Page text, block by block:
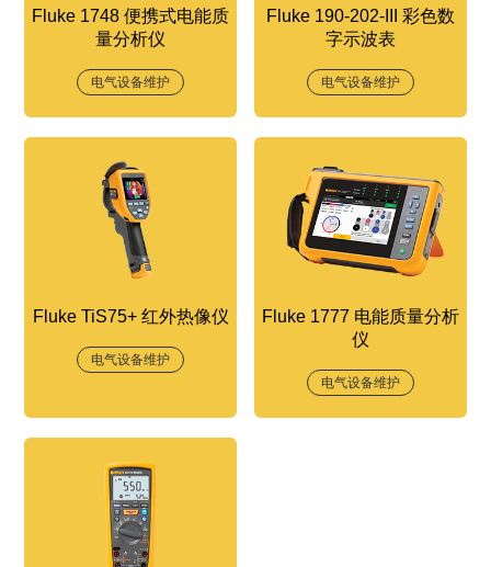
Fluke 1748 便携式电能质
量分析仪
电气设备维护
Fluke 190-202-III 彩色数
字示波表
电气设备维护
Fluke TiS75+ 红外热像仪
电气设备维护
Fluke 1777 电能质量分析
仪
电气设备维护